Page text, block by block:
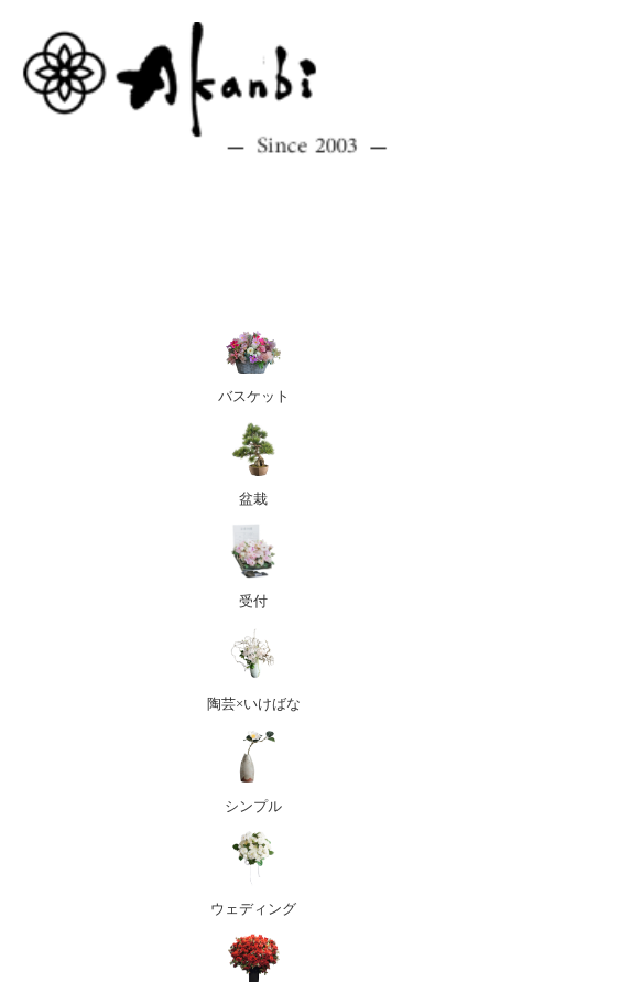
バスケット
盆栽
受付
陶芸×いけばな
シンプル
ウェディング